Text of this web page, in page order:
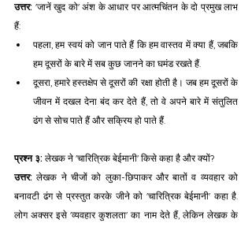
उत्तर: 'जानें खुद को' अंश के आधार पर आत्मचिंतन के दो प्रमुख लाभ
हैं:
पहला, हम स्वयं को जान पाते हैं कि हम वास्तव में क्या हैं, जबकि
हम दूसरों के बारे में सब कुछ जानने का घमंड रखते हैं.
दूसरा, हमारे हस्तक्षेप से दूसरों की रक्षा होती है। जब हम दूसरों के
जीवन में दखल देना बंद कर देते हैं, तो वे अपने बारे में संतुलित
ढंग से सोच पाते हैं और सक्रिय हो पाते हैं.
प्रश्न ३: लेखक ने 'चारित्रिक बेईमानी' किसे कहा है और क्यों?
उत्तर: लेखक ने चीजों को लुका-छिपाकर और बातों व व्यवहार को
बनावटी ढंग से प्रस्तुत करके जीने को 'चारित्रिक बेईमानी' कहा है.
लोग अक्सर इसे 'व्यवहार कुशलता' का नाम देते हैं, लेकिन लेखक के